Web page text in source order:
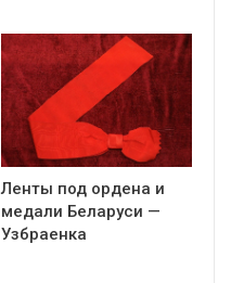
Ленты под ордена и
медали Беларуси —
Узбраенка